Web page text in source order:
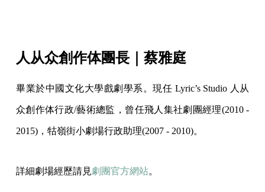
人从众創作体團長｜蔡雅庭
畢業於中國文化大學戲劇學系。現任 Lyric’s Studio 人从
众創作体行政/藝術總監，曾任飛人集社劇團經理(2010 -
2015)，牯嶺街小劇場行政助理(2007 - 2010)。
詳細劇場經歷請見劇團官方網站。